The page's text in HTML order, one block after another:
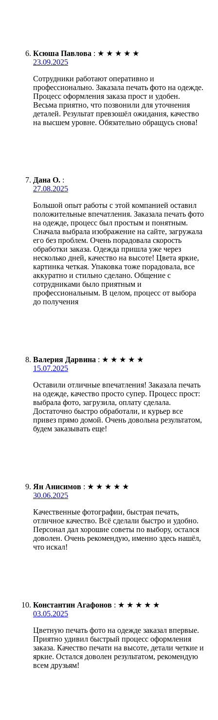
Ксюша Павлова : ★ ★ ★ ★ ★
23.09.2025
Сотрудники работают оперативно и
профессионально. Заказала печать фото на одежде.
Процесс оформления заказа прост и удобен.
Весьма приятно, что позвонили для уточнения
деталей. Результат превзошёл ожидания, качество
на высшем уровне. Обязательно обращусь снова!
Дана О. :
27.08.2025
Большой опыт работы с этой компанией оставил
положительные впечатления. Заказала печать фото
на одежде, процесс был простым и понятным.
Сначала выбрала изображение на сайте, загружала
его без проблем. Очень порадовала скорость
обработки заказа. Одежда пришла уже через
несколько дней, качество на высоте! Цвета яркие,
картинка четкая. Упаковка тоже порадовала, все
аккуратно и стильно сделано. Общение с
сотрудниками было приятным и
профессиональным. В целом, процесс от выбора
до получения
Валерия Дарвина : ★ ★ ★ ★ ★
15.07.2025
Оставили отличные впечатления! Заказала печать
на одежде, качество просто супер. Процесс прост:
выбрала фото, загрузила, оплату сделала.
Достаточно быстро обработали, и курьер все
привез прямо домой. Очень довольна результатом,
будем заказывать еще!
Ян Анисимов : ★ ★ ★ ★ ★
30.06.2025
Качественные фотографии, быстрая печать,
отличное качество. Всё сделали быстро и удобно.
Персонал дал хорошие советы по выбору, остался
доволен. Очень рекомендую, именно здесь нашёл,
что искал!
Константин Агафонов : ★ ★ ★ ★ ★
03.05.2025
Цветную печать фото на одежде заказал впервые.
Приятно удивил быстрый процесс оформления
заказа. Качество печати на высоте, детали четкие и
яркие. Остался доволен результатом, рекомендую
всем друзьям!